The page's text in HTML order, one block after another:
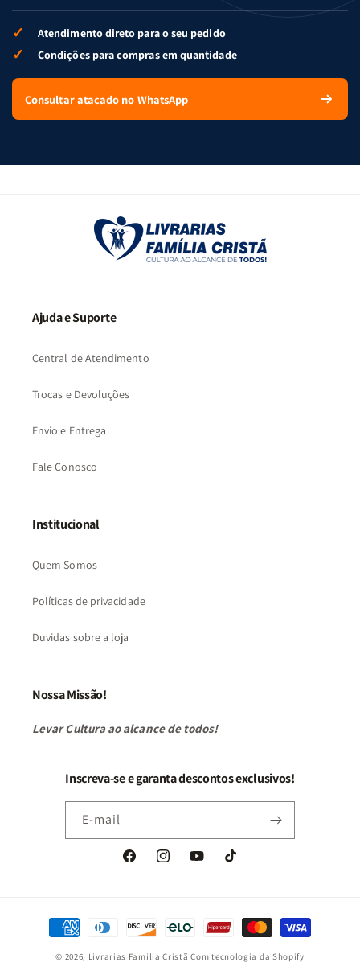
✓ Atendimento direto para o seu pedido
✓ Condições para compras em quantidade
Consultar atacado no WhatsApp
Ajuda e Suporte
Central de Atendimento
Trocas e Devoluções
Envio e Entrega
Fale Conosco
Institucional
Quem Somos
Políticas de privacidade
Duvidas sobre a loja
Nossa Missão!
Levar Cultura ao alcance de todos!
Inscreva-se e garanta descontos exclusivos!
E-mail
FacebookInstagramYouTubeTikTok
Formas
de
pagamento
© 2026, Livrarias Familia Cristã Com tecnologia da Shopify